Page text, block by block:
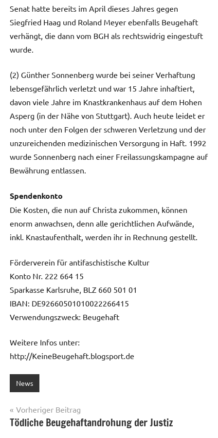
Senat hatte bereits im April dieses Jahres gegen
Siegfried Haag und Roland Meyer ebenfalls Beugehaft
verhängt, die dann vom BGH als rechtswidrig eingestuft
wurde.
(2) Günther Sonnenberg wurde bei seiner Verhaftung
lebensgefährlich verletzt und war 15 Jahre inhaftiert,
davon viele Jahre im Knastkrankenhaus auf dem Hohen
Asperg (in der Nähe von Stuttgart). Auch heute leidet er
noch unter den Folgen der schweren Verletzung und der
unzureichenden medizinischen Versorgung in Haft. 1992
wurde Sonnenberg nach einer Freilassungskampagne auf
Bewährung entlassen.
Spendenkonto
Die Kosten,‭ ‬die nun auf Christa zukommen,‭ ‬können
enorm anwachsen,‭ ‬denn alle gerichtlichen Aufwände,‭
‬inkl.‭ ‬Knastaufenthalt,‭ ‬werden ihr in Rechnung gestellt.
Förderverein für antifaschistische Kultur
Konto Nr.‭ ‬222‭ ‬664‭ ‬15
Sparkasse Karlsruhe,‭ ‬BLZ‭ ‬660‭ ‬501‭ ‬01
IBAN:‭ ‬DE92660501010022266415
Verwendungszweck:‭ ‬Beugehaft
Weitere Infos unter:
http://KeineBeugehaft.blogsport.de
News
Beitragsnavigation
Vorheriger Beitrag
Tödliche Beugehaftandrohung der Justiz